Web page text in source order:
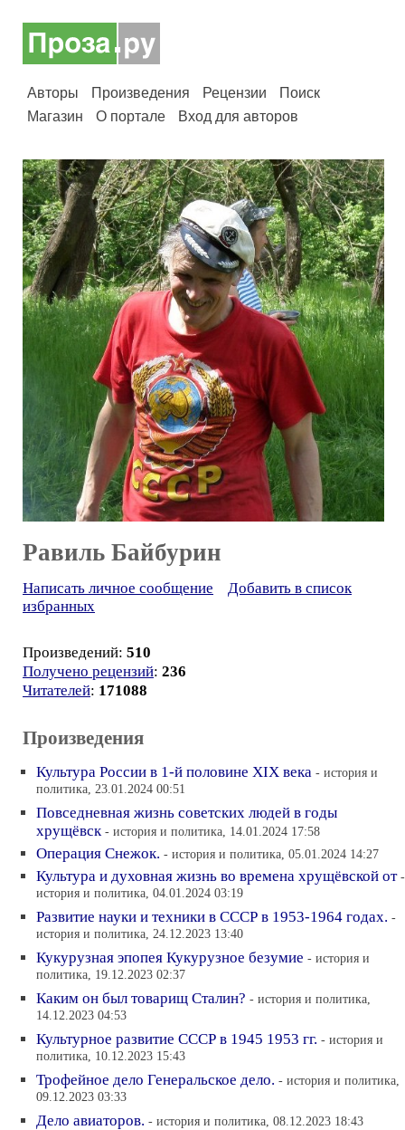
Авторы Произведения Рецензии
Поиск
Магазин
О портале Вход для авторов
Равиль Байбурин
Написать личное сообщение
Добавить в список
избранных
Произведений: 510
Получено рецензий: 236
Читателей: 171088
Произведения
Культура России в 1-й половине XIX века - история и
политика, 23.01.2024 00:51
Повседневная жизнь советских людей в годы
хрущёвск - история и политика, 14.01.2024 17:58
Операция Снежок. - история и политика, 05.01.2024 14:27
Культура и духовная жизнь во времена хрущёвской от -
история и политика, 04.01.2024 03:19
Развитие науки и техники в СССР в 1953-1964 годах. -
история и политика, 24.12.2023 13:40
Кукурузная эпопея Кукурузное безумие - история и
политика, 19.12.2023 02:37
Каким он был товарищ Сталин? - история и политика,
14.12.2023 04:53
Культурное развитие СССР в 1945 1953 гг. - история и
политика, 10.12.2023 15:43
Трофейное дело Генеральское дело. - история и политика,
09.12.2023 03:33
Дело авиаторов. - история и политика, 08.12.2023 18:43